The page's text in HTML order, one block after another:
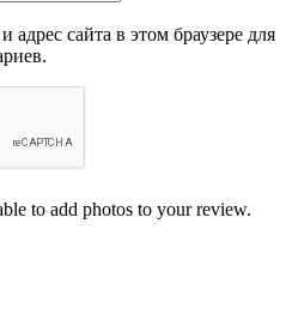
сайта в этом браузере для
to add photos to your review.